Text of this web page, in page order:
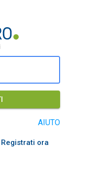
AIUTO
Registrati ora